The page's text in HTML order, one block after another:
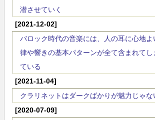
潜させていく
[2021-12-02]
バロック時代の音楽には、人の耳に心地よ
律や響きの基本パターンが全て含まれてし
ている
[2021-11-04]
クラリネットはダークばかりが魅力じゃな
[2020-07-09]